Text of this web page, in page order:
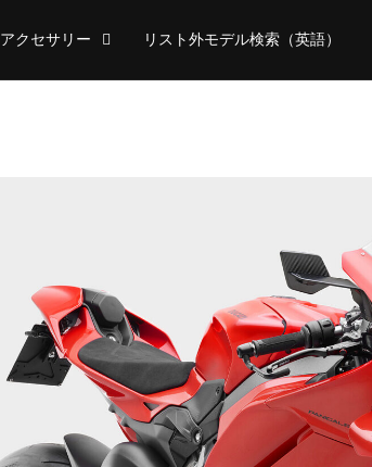
アクセサリー リスト外モデル検索（英語）